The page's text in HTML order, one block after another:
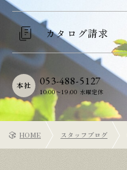
カタログ請求
053-488-5127
10:00〜19:00 水曜定休
本社
HOME スタッフブログ